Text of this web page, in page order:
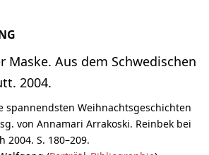
Maske. Aus dem Schwedischen
2004.
spannendsten Weihnachtsgeschichten
von Annamari Arrakoski. Reinbek bei
S. 180–209.